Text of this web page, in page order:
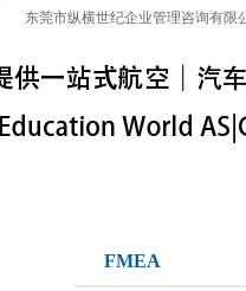
东莞市纵横世纪企业管理咨询有限
FMEA